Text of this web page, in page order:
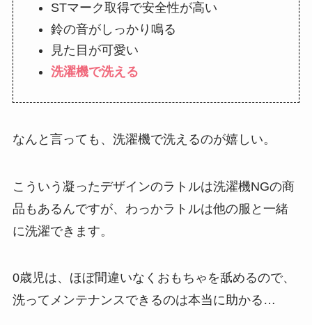
STマーク取得で安全性が高い
鈴の音がしっかり鳴る
見た目が可愛い
洗濯機で洗える
なんと言っても、洗濯機で洗えるのが嬉しい。
こういう凝ったデザインのラトルは洗濯機NGの商
品もあるんですが、わっかラトルは他の服と一緒
に洗濯できます。
0歳児は、ほぼ間違いなくおもちゃを舐めるので、
洗ってメンテナンスできるのは本当に助かる…